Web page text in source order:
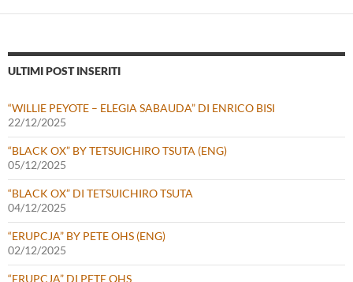
ULTIMI POST INSERITI
“WILLIE PEYOTE – ELEGIA SABAUDA” DI ENRICO BISI
22/12/2025
“BLACK OX” BY TETSUICHIRO TSUTA (ENG)
05/12/2025
“BLACK OX” DI TETSUICHIRO TSUTA
04/12/2025
“ERUPCJA” BY PETE OHS (ENG)
02/12/2025
“ERUPCJA” DI PETE OHS